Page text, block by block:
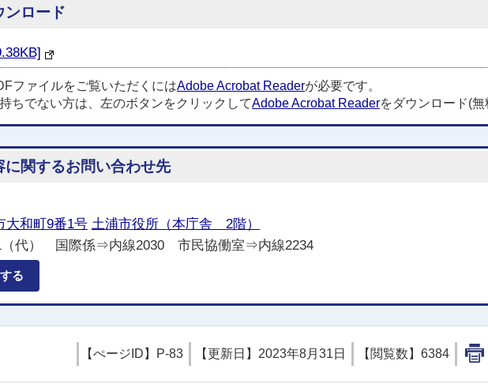
ンロード
ファイルをご覧いただくにはAdobe Acrobat Readerが必要です。
ちでない方は、左のボタンをクリックしてAdobe Acrobat Readerをダウンロード(
に関するお問い合わせ先
大和町9番1号 土浦市役所（本庁舎 2階）
（代） 国際係⇒内線2030 市民協働室⇒内線2234
る
【ぺージID】 P-83 【更新日】 2023年8月31日 【閲覧数】 6384